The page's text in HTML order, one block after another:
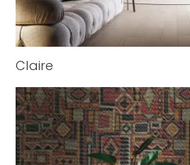
Claire